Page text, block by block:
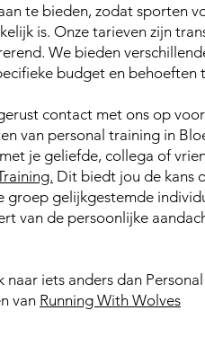
te bieden, zodat sporten
is. Onze tarieven zijn
We bieden
budget en behoeften
contact met ons op
van personal training in
je geliefde, collega of
Dit biedt jou de kans
groep gelijkgestemde
van de persoonlijke
naar iets anders dan
van Running With Wolves